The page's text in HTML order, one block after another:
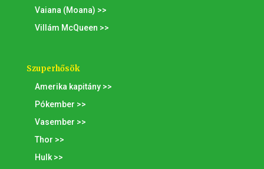
Vaiana (Moana) >>
Villám McQueen >>
Szuperhősök
Amerika kapitány >>
Pókember >>
Vasember >>
Thor >>
Hulk >>